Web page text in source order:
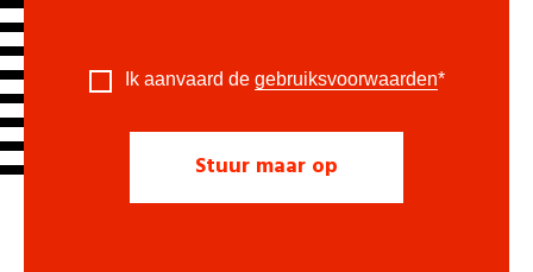
Ik aanvaard de gebruiksvoorwaarden*